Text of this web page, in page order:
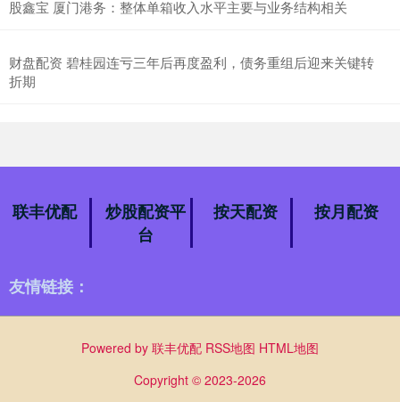
股鑫宝 厦门港务：整体单箱收入水平主要与业务结构相关
财盘配资 碧桂园连亏三年后再度盈利，债务重组后迎来关键转
折期
联丰优配
炒股配资平
台
按天配资 按月配资
友情链接：
Powered by 联丰优配 RSS地图 HTML地图
Copyright © 2023-2026